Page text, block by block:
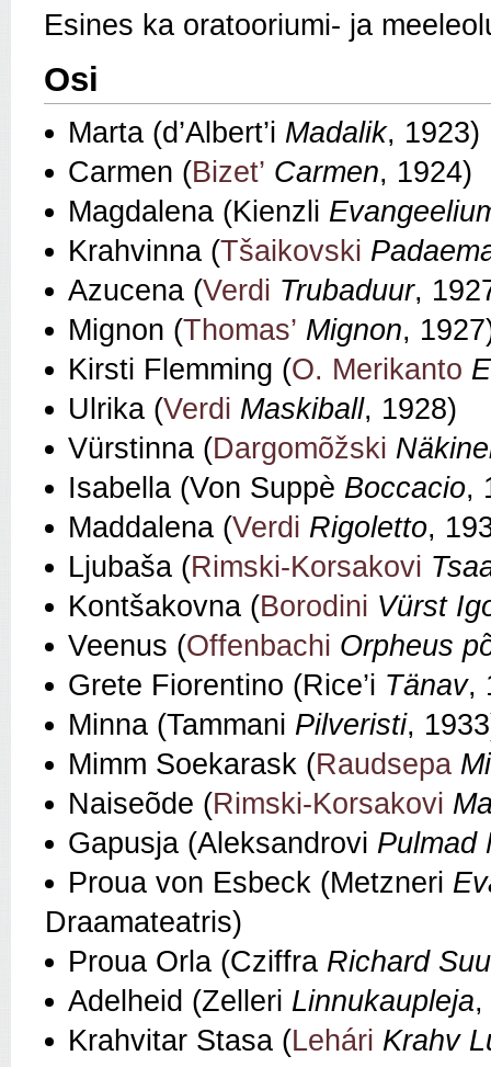
Esines ka oratooriumi- ja
Osi
Marta (d’Albert’i Madalik, 1923)
Carmen (Bizet’ Carmen, 1924)
Magdalena (Kienzli
Krahvinna (Tšaikovski
Azucena (Verdi Trubaduur,
Mignon (Thomas’ Mignon,
Kirsti Flemming (O. Merikanto
Ulrika (Verdi Maskiball, 1928)
Vürstinna (Dargomõžski
Isabella (Von Suppè Boccacio,
Maddalena (Verdi Rigoletto,
Ljubaša (Rimski-Korsakovi
Kontšakovna (Borodini Vürst
Veenus (Offenbachi Orpheus
Grete Fiorentino (Rice’i Tänav,
Minna (Tammani Pilveristi,
Mimm Soekarask (Raudsepa
Naiseõde (Rimski-Korsakovi
Gapusja (Aleksandrovi Pulmad
Proua von Esbeck (Metzneri
Draamateatris)
Proua Orla (Cziffra Richard
Adelheid (Zelleri Linnukaupleja,
Krahvitar Stasa (Lehári Krahv